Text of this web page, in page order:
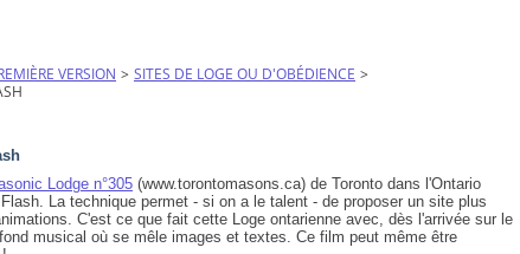
VERSION > SITES DE LOGE OU D'OBÉDIENCE >
Lodge n°305 (www.torontomasons.ca) de Toronto dans l'Ontario
La technique permet - si on a le talent - de proposer un site plus
C'est ce que fait cette Loge ontarienne avec, dès l'arrivée sur le
musical où se mêle images et textes. Ce film peut même être